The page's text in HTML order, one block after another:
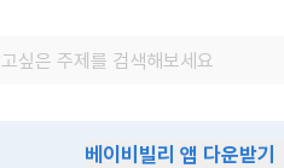
베이비빌리 앱 다운받기